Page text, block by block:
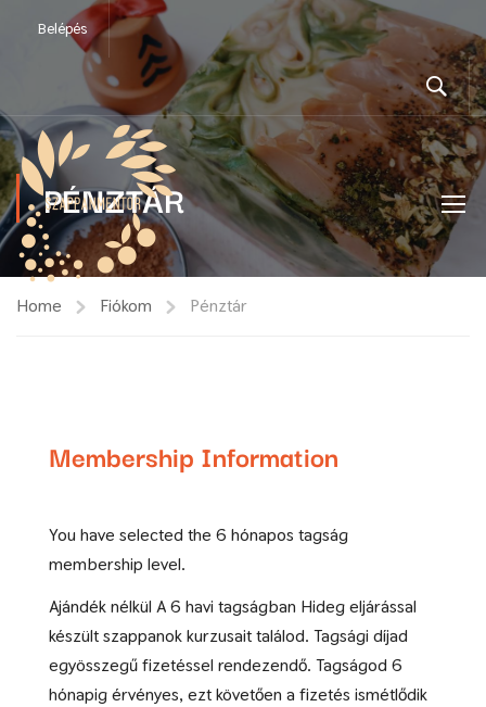
Belépés
PÉNZTÁR
Home Fiókom Pénztár
Membership Information
You have selected the 6 hónapos tagság
membership level.
Ajándék nélkül A 6 havi tagságban Hideg eljárással
készült szappanok kurzusait találod. Tagsági díjad
egyösszegű fizetéssel rendezendő. Tagságod 6
hónapig érvényes, ezt követően a fizetés ismétlődik